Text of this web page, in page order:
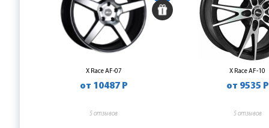
X Race AF-07
от 10487 Р
5 отзывов
X Race AF-10
от 9535 Р
5 отзывов